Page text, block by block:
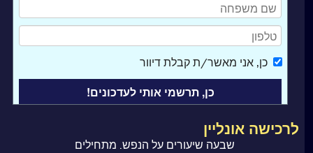
כן, אני מאשר/ת קבלת דיוור
לרכישה אונליין
שבעה שיעורים על הנפש. מתחילים
ספר קורס בניסים